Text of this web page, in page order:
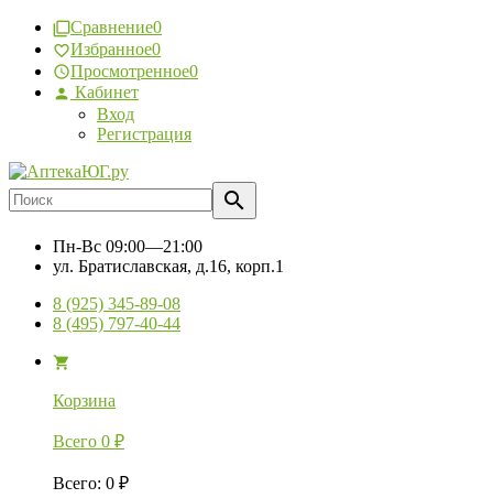
Сравнение0
Избранное0
Просмотренное0
Кабинет
Вход
Регистрация
Пн-Вс 09:00—21:00
ул. Братиславская, д.16, корп.1
8 (925) 345-89-08
8 (495) 797-40-44
Корзина
Всего 0 ₽
Всего: 0 ₽